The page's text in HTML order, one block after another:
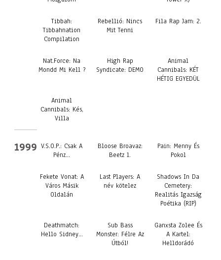
Tibbah:
Tibbahnation
Compilation
Rebellió: Nincs
Mit Tenni
Fila Rap Jam: 2.
Nat.Force: Na
Mondd Mi Kell ?
High Rap
Syndicate: DEMO
Animal
Cannibals: KÉT
HÉTIG EGYEDÜL
Animal
Cannibals: Kés,
Villa
1999 V.S.O.P.: Csak A
Pénz…
Bloose Broavaz:
Beetz 1.
Pain: Menny És
Pokol
Fekete Vonat: A
Város Másik
Oldalán
Last Players: A
név kötelez
Shadows In Da
Cemetery:
Realitás Igazság
Poétika (RIP)
Deathmatch:
Hello Sidney…
Sub Bass
Monster: Félre Az
Útból!
Ganxsta Zolee És
A Kartel:
Helldorádó